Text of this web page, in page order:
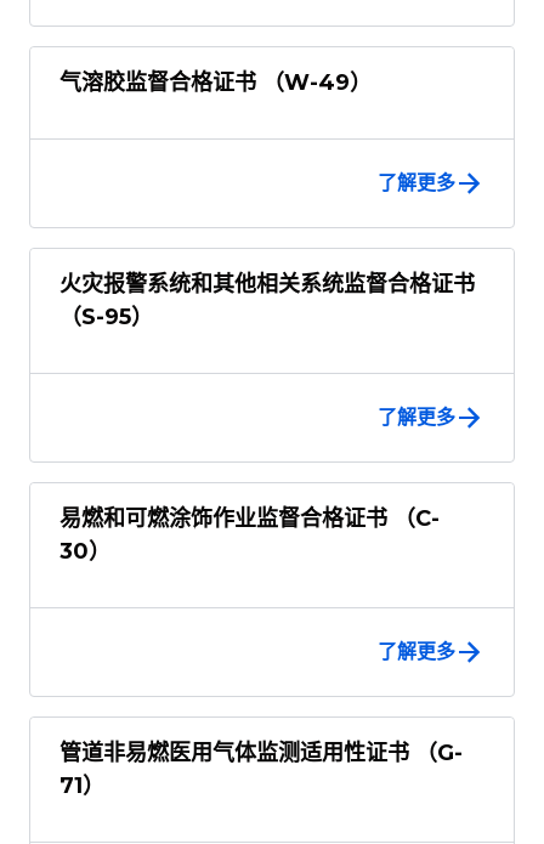
气溶胶监督合格证书 （W-49）
了解更多
火灾报警系统和其他相关系统监督合格证书
（S-95）
了解更多
易燃和可燃涂饰作业监督合格证书 （C-
30）
了解更多
管道非易燃医用气体监测适用性证书 （G-
71）